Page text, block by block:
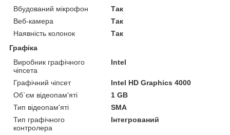
Вбудований мікрофон
Так
Веб-камера
Так
Наявність колонок
Так
Графіка
Виробник графічного
чіпсета
Intel
Графічний чіпсет
Intel HD Graphics 4000
Об`єм відеопам'яті
1 GB
Тип відеопам'яті
SMA
Тип графічного
контролера
Інтегрований